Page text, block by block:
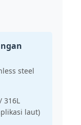
steel
316L
laut)